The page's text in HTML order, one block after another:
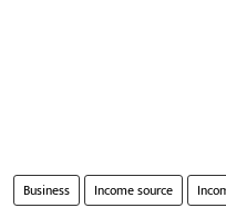
Business Income source